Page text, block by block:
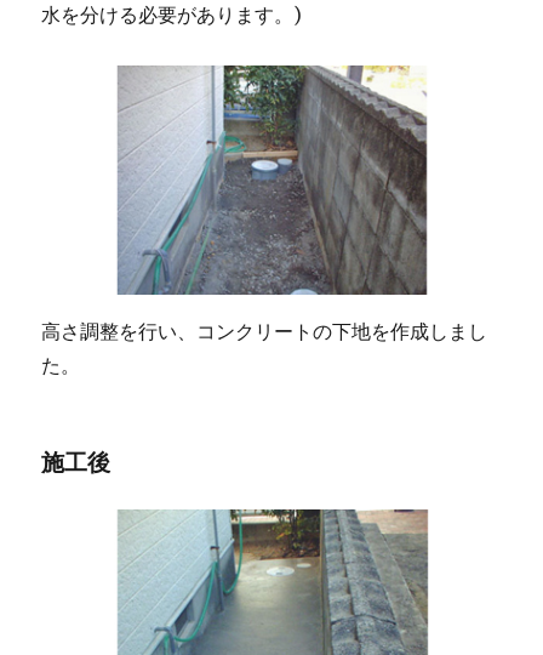
水を分ける必要があります。)
高さ調整を行い、コンクリートの下地を作成しまし
た。
施工後